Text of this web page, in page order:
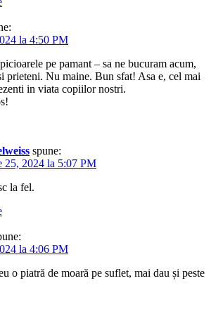
la 4:50 PM
pe pamant – sa ne bucuram acum,
prieteni. Nu maine. Bun sfat! Asa e, cel mai
in viata copiilor nostri.
spune:
25, 2024 la 5:07 PM
la fel.
la 4:06 PM
o piatră de moară pe suflet, mai dau și peste